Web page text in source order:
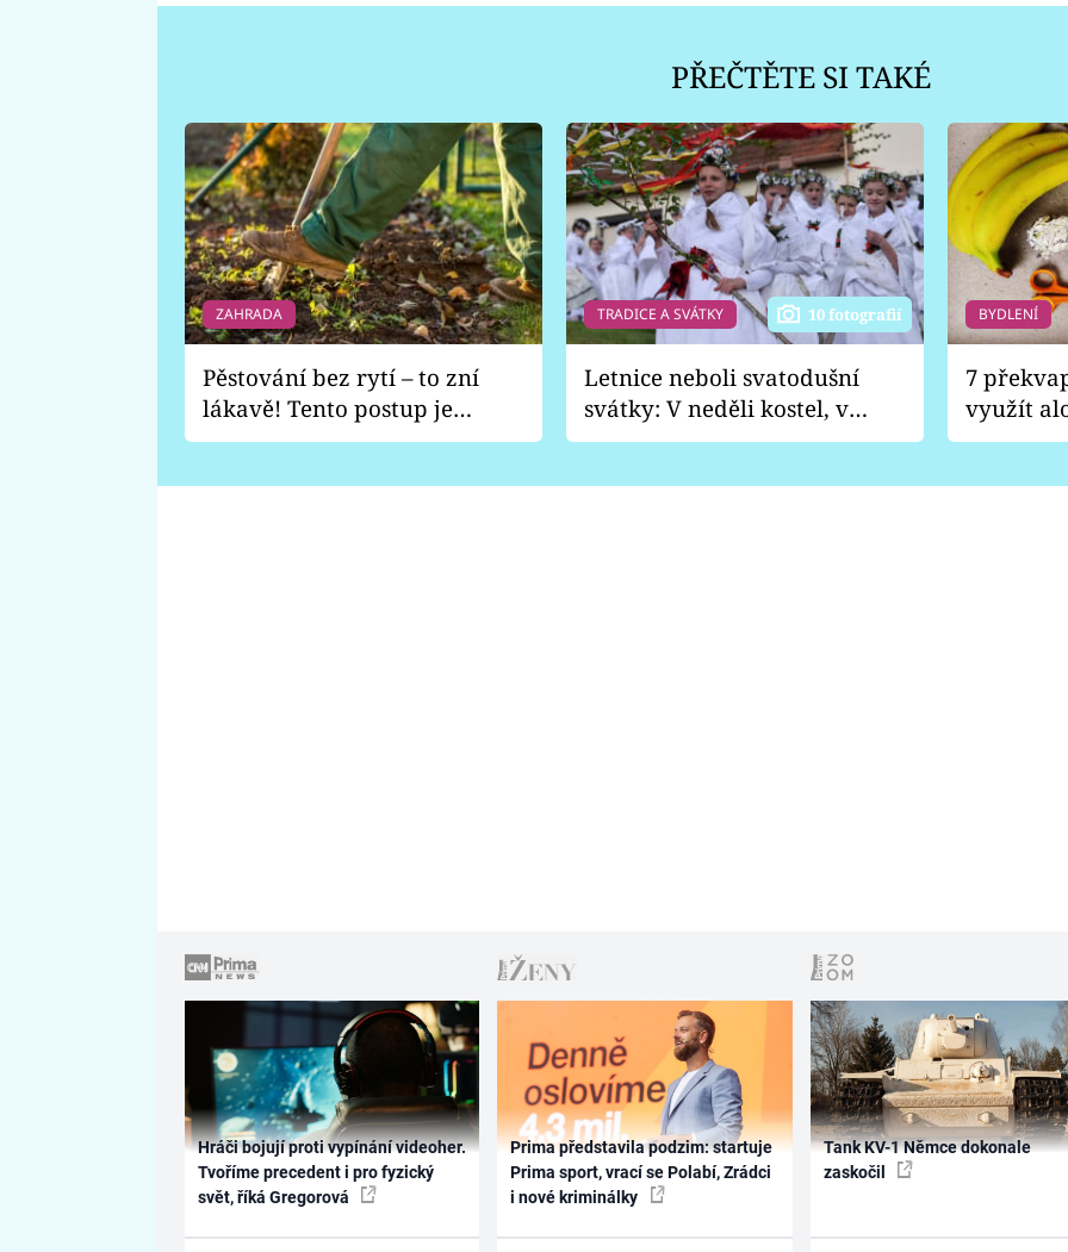
PŘEČTĚTE SI TAKÉ
ZAHRADA
Pěstování bez rytí – to zní
lákavě! Tento postup je
vhodný jen pro některé
TRADICE A SVÁTKY 10 fotografií
Letnice neboli svatodušní
svátky: V neděli kostel, v
pondělí zábava
BYDLENÍ
7
využít
Hráči bojují proti vypínání videoher.
Tvoříme precedent i pro fyzický
svět, říká Gregorová
Prima představila podzim: startuje
Prima sport, vrací se Polabí, Zrádci
i nové kriminálky
Tank KV-1 Němce dokonale
zaskočil